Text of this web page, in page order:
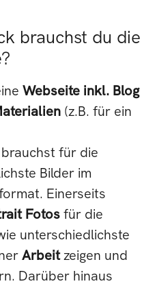
brauchst du die
Webseite inkl. Blog
(z.B. für ein
für die
Bilder im
Einerseits
Fotosfür die
unterschiedlichste
Arbeitzeigen und
Darüber hinaus